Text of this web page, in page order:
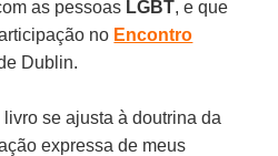
as pessoas LGBT, e que
no Encontro
Dublin.
livro se ajusta à doutrina da
expressa de meus